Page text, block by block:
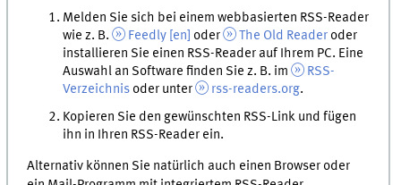
Melden Sie sich bei einem webbasierten RSS-Reader
wiez. B. Feedly [ en oder The Old Readeroder
installieren Sie einen RSS-Reader auf Ihrem PC. Eine
Auswahl an Software finden Siez. B. im
RSS-
Verzeichnis oder unter rss-readers.org.
Kopieren Sie den gewünschten RSS-Link und fügen
ihn in Ihren RSS-Reader ein.
Alternativ können Sie natürlich auch einen Browser oder